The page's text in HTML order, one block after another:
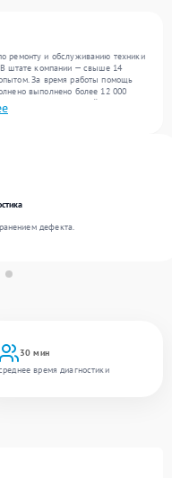
ремонту и обслуживанию техники
В штате компании — свыше 14
За время работы помощь
выполнено более 12 000
более 300 обращений, включая , ,
стабильный уровень сервиса
30 мин
время диагностики
дефекта.